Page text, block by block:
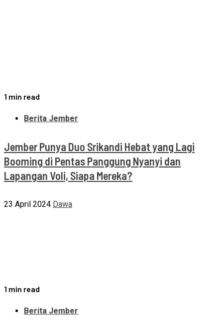
1 min read
Berita Jember
Jember Punya Duo Srikandi Hebat yang Lagi
Booming di Pentas Panggung Nyanyi dan
Lapangan Voli, Siapa Mereka?
23 April 2024 Dawa
1 min read
Berita Jember